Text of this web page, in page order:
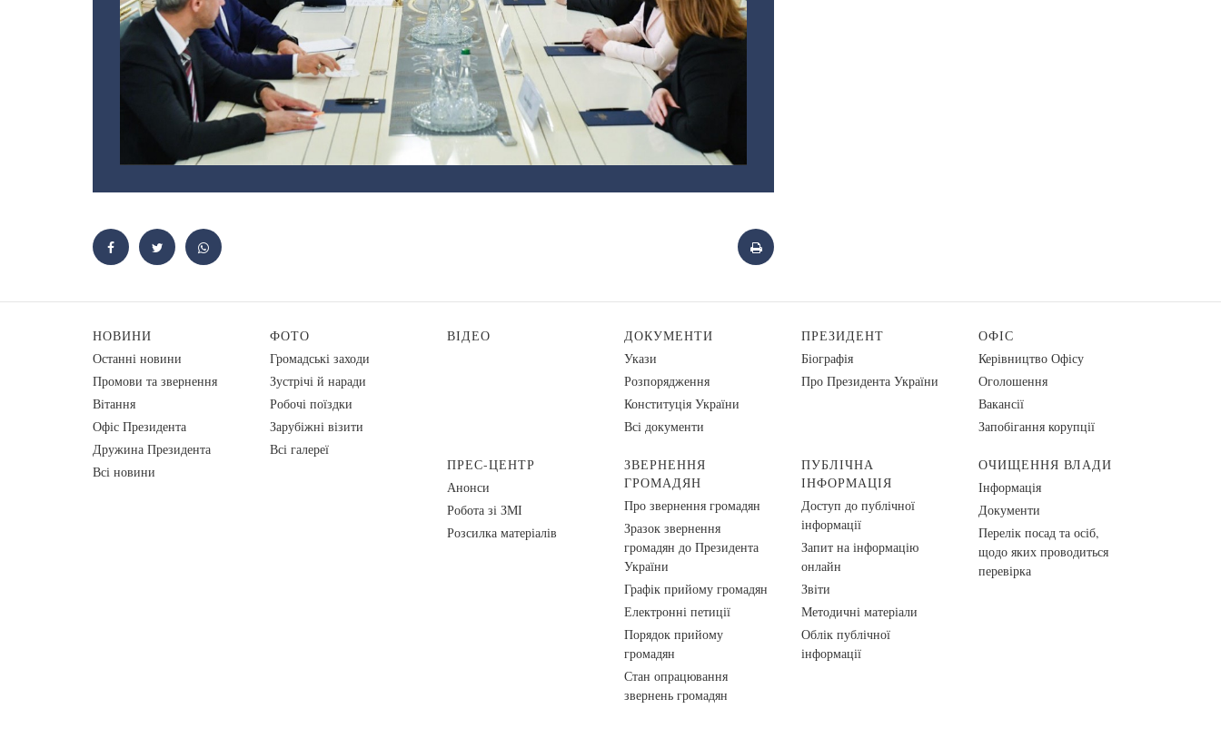
НОВИНИ
Останні новини
Промови та звернення
Вiтання
Офіс Президента
Дружина Президента
Всі новини
ФОТО
Громадські заходи
Зустрічі й наради
Робочі поїздки
Зарубіжні візити
Всі галереї
ВІДЕО
ДОКУМЕНТИ
Укази
Розпорядження
Конституція України
Всі документи
ПРЕЗИДЕНТ
Біографія
Про Президента України
ОФІС
Керівництво Офісу
Оголошення
Вакансії
Запобігання корупції
ПРЕС-ЦЕНТР
Анонси
Робота зі ЗМІ
Розсилка матеріалів
ЗВЕРНЕННЯ
ГРОМАДЯН
Про звернення громадян
Зразок звернення
громадян до Президента
України
Графік прийому громадян
Електронні петиції
Порядок прийому
громадян
Стан опрацювання
звернень громадян
ПУБЛІЧНА
ІНФОРМАЦІЯ
Доступ до публічної
інформації
Запит на інформацію
онлайн
Звіти
Методичні матеріали
Облік публічної
інформації
ОЧИЩЕННЯ ВЛАДИ
Інформація
Документи
Перелік посад та осіб,
щодо яких проводиться
перевірка